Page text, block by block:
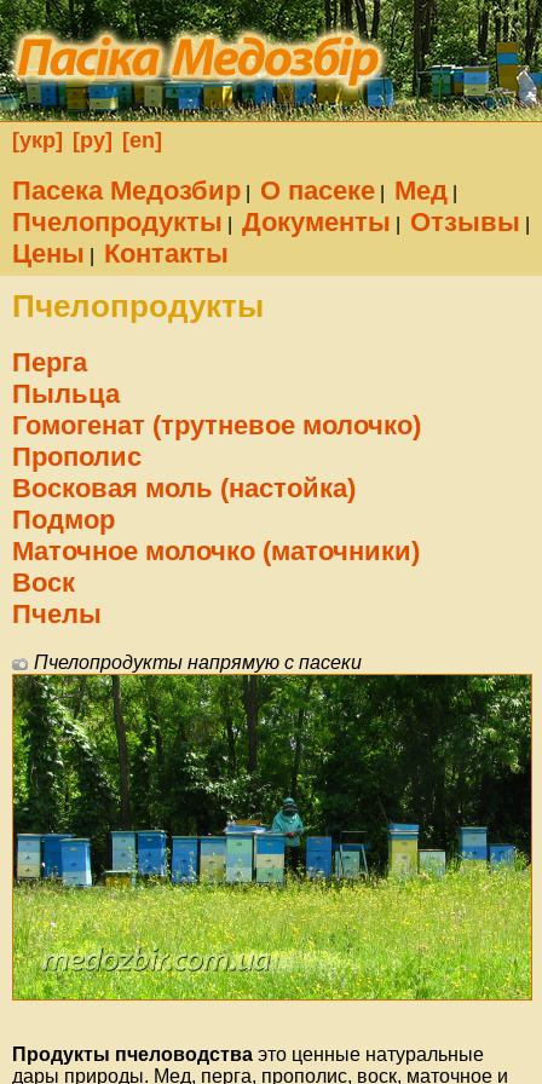
[укр] [ру] [en]
Пасека Медозбир О пасеке Мед
Пчелопродукты Документы Отзывы
Цены Контакты
Пчелопродукты
Перга
Пыльца
Гомогенат (трутневое молочко)
Прополис
Восковая моль (настойка)
Подмор
Маточное молочко (маточники)
Воск
Пчелы
Пчелопродукты напрямую с пасеки
Продукты пчеловодства это ценные натуральные
дары природы. Мед, перга, прополис, воск, маточное и